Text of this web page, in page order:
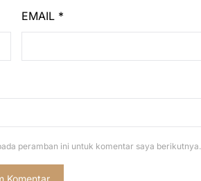
EMAIL *
peramban ini untuk komentar saya berikutnya.